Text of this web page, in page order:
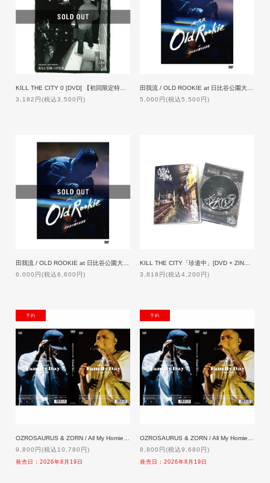
3,182円(税込3,500円)
5,000円(税込5,500円)
6,000円(税込6,600円)
3,818円(税込4,200円)
NEW
OZROSAURUS & ZORN / All My Homies presents 'Family Day' at 日本武道館【生産限定盤】[2DVD]「予約」8/19発売
9,800円(税込10,780円)
発売日：2026年8月19日
NEW
OZROSAURUS & ZORN / All My Homies presents 'Family Day' at 日本武道館【通常盤】[DVD]「予約」8/19発売
8,800円(税込9,680円)
発売日：2026年8月19日